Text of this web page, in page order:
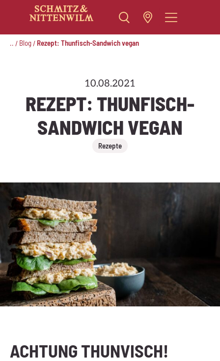
springen
.. / Blog / Rezept: Thunfisch-Sandwich vegan
10.08.2021
REZEPT: THUNFISCH-
SANDWICH VEGAN
Rezepte
ACHTUNG THUNVISCH!